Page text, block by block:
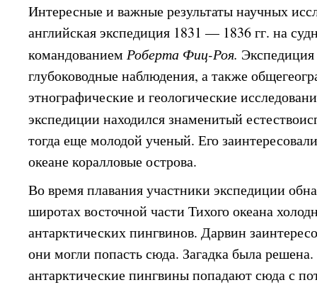
Интересные и важные результаты научных
английская экспедиция 1831 — 1836 гг. на
командованиемРоберта Фиц-Роя.
глубоководные наблюдения, а также
этнографические и геологические
экспедиции находился знаменитый
тогда еще молодой ученый. Его
океане коралловые острова.
Во время плавания участники экспедиции
широтах восточной части Тихого океана
антарктических пингвинов. Дарвин
они могли попасть сюда. Загадка была
антарктические пингвины попадают сюда с